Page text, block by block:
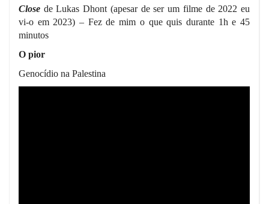
Close de Lukas Dhont (apesar de ser um filme de 2022 eu
vi-o em 2023) – Fez de mim o que quis durante 1h e 45
minutos
O pior
Genocídio na Palestina